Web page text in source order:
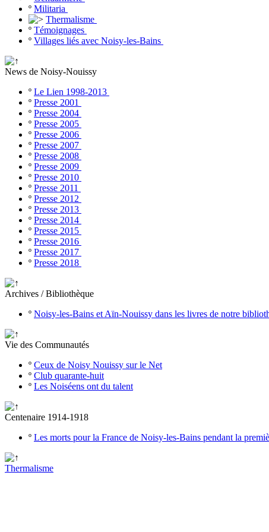
º Militaria
Thermalisme
º Témoignages
º Villages liés avec Noisy-les-Bains
News de Noisy-Nouissy
º Le Lien 1998-2013
º Presse 2001
º Presse 2004
º Presse 2005
º Presse 2006
º Presse 2007
º Presse 2008
º Presse 2009
º Presse 2010
º Presse 2011
º Presse 2012
º Presse 2013
º Presse 2014
º Presse 2015
º Presse 2016
º Presse 2017
º Presse 2018
Archives / Bibliothèque
º Noisy-les-Bains et Aïn-Nouissy dans les livres de notre
Vie des Communautés
º Ceux de Noisy Nouissy sur le Net
º Club quarante-huit
º Les Noiséens ont du talent
Centenaire 1914-1918
º Les morts pour la France de Noisy-les-Bains pendant la
Thermalisme